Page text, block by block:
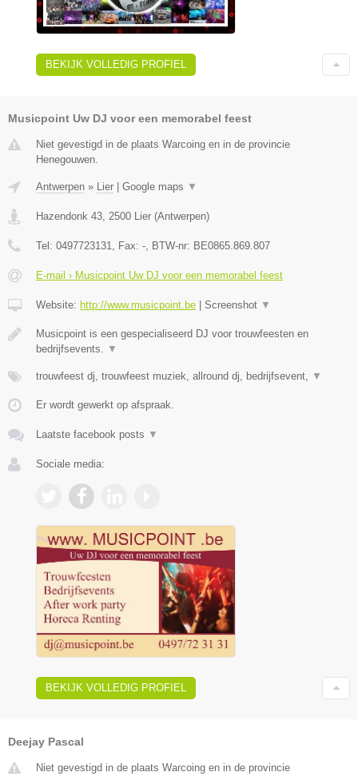
BEKIJK VOLLEDIG PROFIEL
Musicpoint Uw DJ voor een memorabel feest
Niet gevestigd in de plaats Warcoing en in de provincie
Henegouwen.
Antwerpen » Lier Google maps ▼
Hazendonk 43 2500 Lier (Antwerpen)
Tel: 0497723131 , Fax: - , BTW-nr: BE0865.869.807
E-mail › Musicpoint Uw DJ voor een memorabel feest
Website: http://www.musicpoint.be Screenshot ▼
Musicpoint is een gespecialiseerd DJ voor trouwfeesten en
bedrijfsevents.
▼
trouwfeest dj, trouwfeest muziek, allround dj, bedrijfsevent, ▼
Er wordt gewerkt op afspraak.
Laatste facebook posts ▼
Sociale media:
BEKIJK VOLLEDIG PROFIEL
Deejay Pascal
Niet gevestigd in de plaats Warcoing en in de provincie